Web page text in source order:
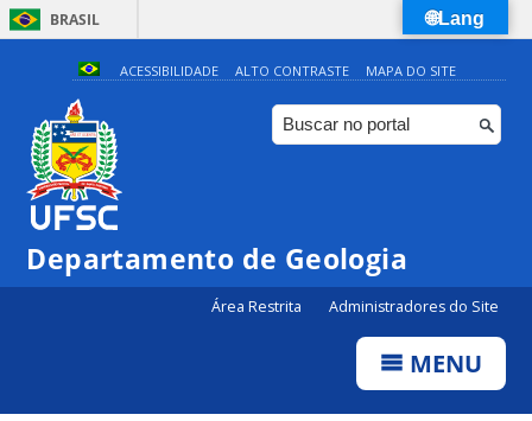
BRASIL
Simplifique!
Comunica BR
Participe
Canais
ACESSIBILIDADE ALTO CONTRASTE MAPA DO SITE
Departamento de Geologia
Área Restrita Administradores do Site
MENU
🌐Lang